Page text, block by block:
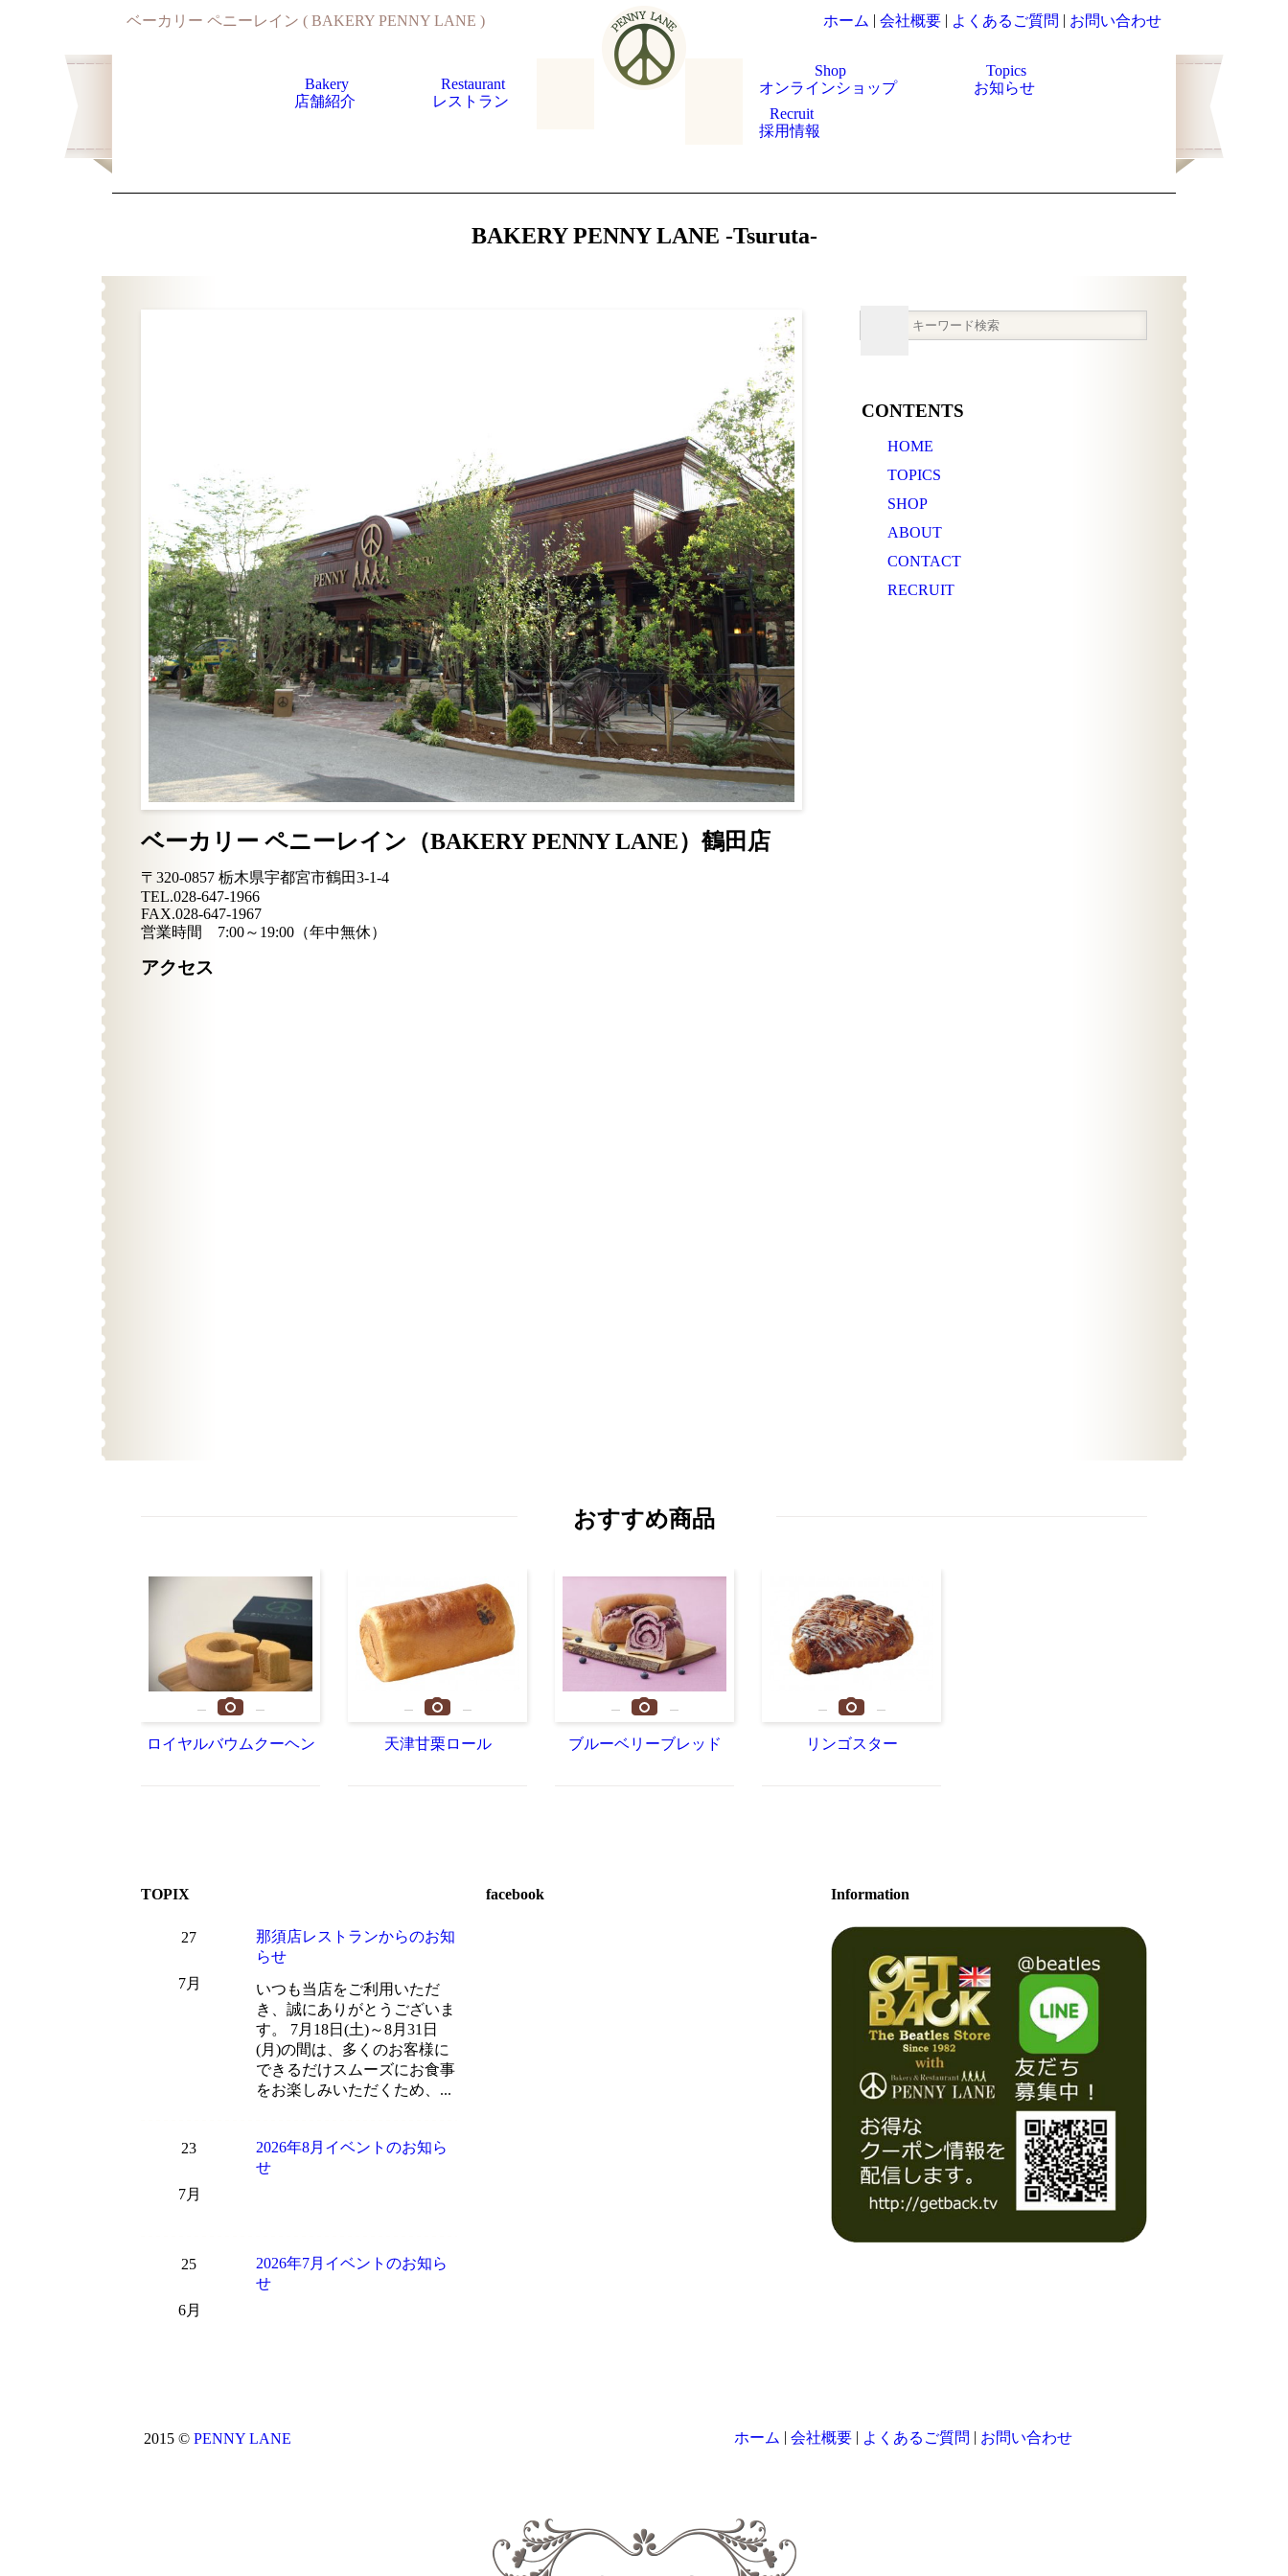
ベーカリー ペニーレイン ( BAKERY PENNY LANE ) ホーム | 会社概要 | よくあるご質問 | お問い合わせ
Bakery
店舗紹介
Restaurant
レストラン
Shop
オンラインショップ
Topics
お知らせ
Recruit
採用情報
BAKERY PENNY LANE -Tsuruta-
ベーカリー ペニーレイン（BAKERY PENNY LANE）鶴田店
〒320-0857 栃木県宇都宮市鶴田3-1-4
TEL.028-647-1966
FAX.028-647-1967
営業時間 7:00～19:00（年中無休）
アクセス
CONTENTS
HOME
TOPICS
SHOP
ABOUT
CONTACT
RECRUIT
おすすめ商品
ロイヤルバウムクーヘン 天津甘栗ロール ブルーベリーブレッド リンゴスター
TOPIX
27
7月
那須店レストランからのお知
らせ
いつも当店をご利用いただ
き、誠にありがとうございま
す。 7月18日(土)～8月31日
(月)の間は、多くのお客様に
できるだけスムーズにお食事
をお楽しみいただくため、...
23
7月
2026年8月イベントのお知ら
せ
25
6月
2026年7月イベントのお知ら
せ
facebook Information
2015 © PENNY LANE ホーム | 会社概要| よくあるご質問 | お問い合わせ